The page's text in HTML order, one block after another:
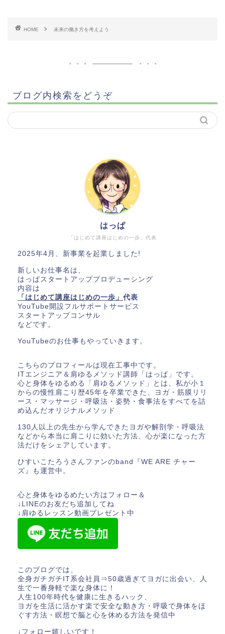
HOME 未来の働き方を考えよう
ブログ内検索をどうぞ
「はじめて講座はじめの一歩」代表
はっぱ
2025年4月、新事業を起業しました!
新しいお仕事名は、
はっぱスタートアッププロデューシング
内容は
「はじめて講座はじめの一歩」 代表
YouTube開設フルサポートサービス
スタートアップコンサル
などです。
YouTubeのお仕事もやっていきます。
こちらのプロフィールは現在工事中です。
ITエンジニア＆肩ゆるメソッド講師「はっぱ」です。
心と身体をゆるめる「肩ゆるメソッド」とは、私が小１
からの慢性肩こり歴45年を卒業できた、ヨガ・筋膜リリ
ース・マッサージ・呼吸法・姿勢・食事法をすべてを詰
め込んだオリジナルメソッド
130人以上の先生から学んできたヨガや解剖学・呼吸法
などから本当に肩こりに効いた方法、心が楽になった方
法だけをシェアしています。
ひすいこたろうさんファンのband『WE ARE チャー
ズ』も運営中。
心と身体をゆるめたい方はフォロー＆
↓LINEのお友だち追加してね
↓肩ゆるレッスン動画プレゼント中
このブログでは、
全身ガチガチIT系会社員⇒50歳過ぎてヨガに出会い、人
生で一番身軽で楽な身体に！
人生100年時代を健康に生きるハック、
ヨガを生活に活かす楽で安全な動き方・呼吸で身体をほ
ぐす方法・瞑想で脳と心を休める方法を発信中
↓フォロー嬉しいです！